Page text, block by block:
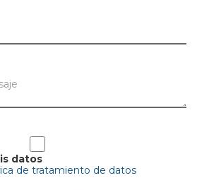
datos
de tratamiento de datos